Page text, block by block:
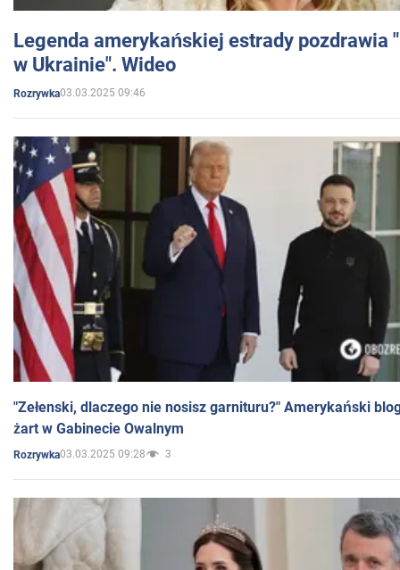
Legenda amerykańskiej estrady pozdrawia
w Ukrainie". Wideo
Rozrywka03.03.2025 09:46
"Zełenski, dlaczego nie nosisz garnituru?" Amerykański
żart w Gabinecie Owalnym
Rozrywka03.03.2025 09:28 3